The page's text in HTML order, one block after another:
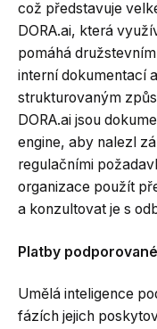
což představuje
DORA.ai, která
pomáhá
interní dokumentací
strukturovaným
DORA.ai jsou
engine, aby nalezl
regulačními
organizace použít
a konzultovat je s
Platby
Umělá inteligence
fázích jejich